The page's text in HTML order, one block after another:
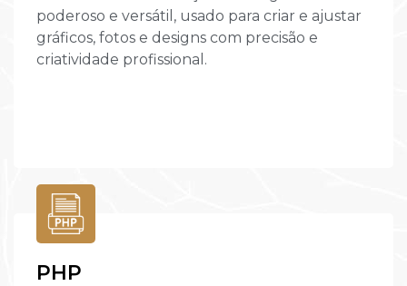
poderoso e versátil, usado para criar e ajustar
gráficos, fotos e designs com precisão e
criatividade profissional.
PHP